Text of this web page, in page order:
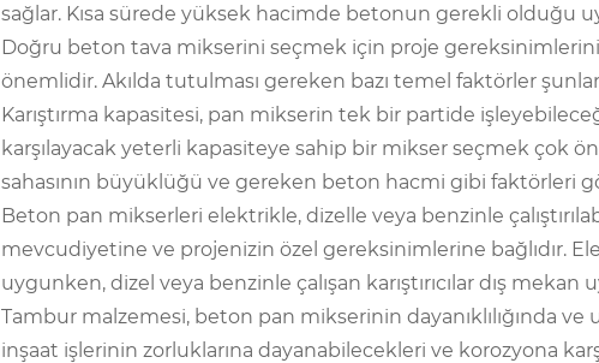
sağlar. Kısa sürede yüksek hacimde betonun gerekli olduğu
Doğru beton tava mikserini seçmek için proje
önemlidir. Akılda tutulması gereken bazı temel faktörler
Karıştırma kapasitesi, pan mikserin tek bir partide
karşılayacak yeterli kapasiteye sahip bir mikser seçmek çok
sahasının büyüklüğü ve gereken beton hacmi gibi faktörleri
Beton pan mikserleri elektrikle, dizelle veya benzinle
mevcudiyetine ve projenizin özel gereksinimlerine bağlıdır.
uygunken, dizel veya benzinle çalışan karıştırıcılar dış
Tambur malzemesi, beton pan mikserinin dayanıklılığında
inşaat işlerinin zorluklarına dayanabilecekleri ve korozyona